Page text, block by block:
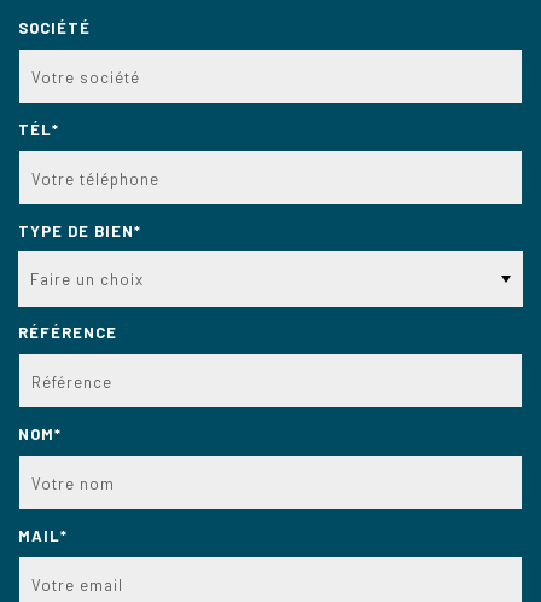
SOCIÉTÉ
TÉL*
TYPE DE BIEN*
Faire un choix
RÉFÉRENCE
NOM*
MAIL*